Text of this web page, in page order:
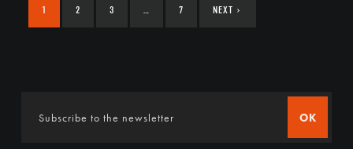
1 2 3 … 7 NEXT ›
OK